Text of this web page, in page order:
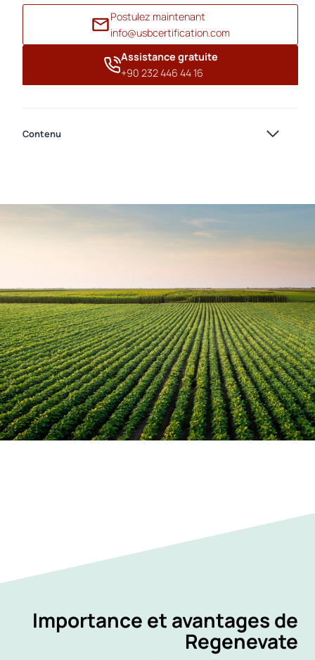
Postulez maintenant
info@usbcertification.com
Assistance gratuite
+90 232 446 44 16
Contenu
Importance et avantages de
Regenevate